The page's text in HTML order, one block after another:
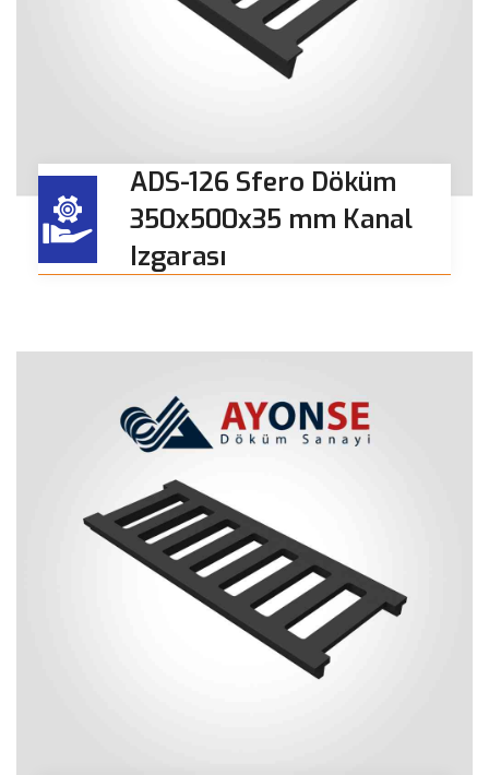
ADS-126 Sfero Döküm
350x500x35 mm Kanal
Izgarası